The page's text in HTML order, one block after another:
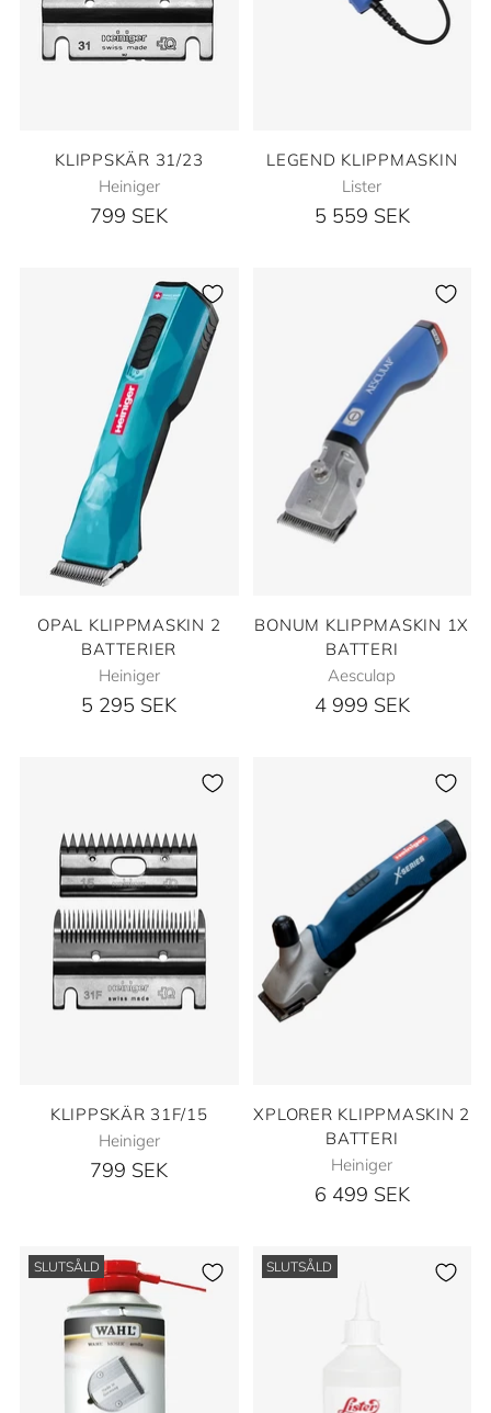
KLIPPSKÄR 31/23
Heiniger
799 SEK
LEGEND KLIPPMASKIN
Lister
5 559 SEK
OPAL KLIPPMASKIN 2
BATTERIER
Heiniger
5 295 SEK
BONUM KLIPPMASKIN 1X
BATTERI
Aesculap
4 999 SEK
KLIPPSKÄR 31F/15
Heiniger
799 SEK
XPLORER KLIPPMASKIN 2
BATTERI
Heiniger
6 499 SEK
SLUTSÅLD SLUTSÅLD